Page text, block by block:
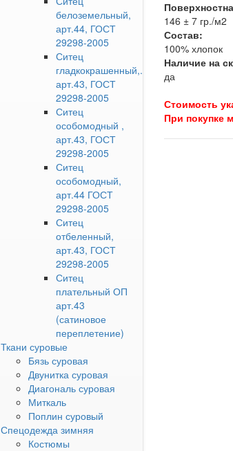
белоземельный,
арт.44, ГОСТ
29298-2005
Ситец
гладкокрашенный,.
арт.43, ГОСТ
29298-2005
Ситец
особомодный ,
арт.43, ГОСТ
29298-2005
Ситец
особомодный,
арт.44 ГОСТ
29298-2005
Ситец
отбеленный,
арт.43, ГОСТ
29298-2005
Ситец
плательный ОП
арт.43
(сатиновое
переплетение)
Ткани суровые
Бязь суровая
Двунитка суровая
Диагональ суровая
Миткаль
Поплин суровый
Спецодежда зимняя
Костюмы
146 ± 7 гр./м2
Состав:
100% хлопок
Наличие на
да
Стоимость
При покупке